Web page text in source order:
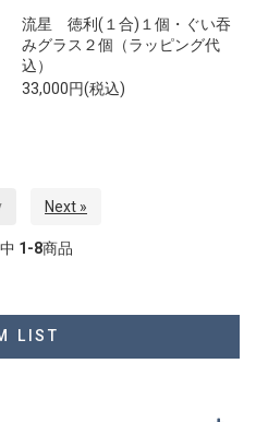
流星 徳利(１合)１個・ぐい吞
みグラス２個（ラッピング代
込）
33,000円(税込)
Next »
1-8商品
LIST